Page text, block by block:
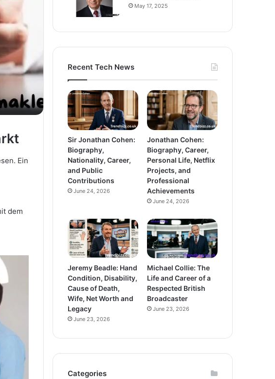
Ein
dem
May 17, 2025
Recent Tech News
Sir Jonathan Cohen:
Biography,
Nationality, Career,
and Public
Contributions
June 24, 2026
Jonathan Cohen:
Biography, Career,
Personal Life, Netflix
Projects, and
Professional
Achievements
June 24, 2026
Jeremy Beadle: Hand
Condition, Disability,
Cause of Death,
Wife, Net Worth and
Legacy
June 23, 2026
Michael Collie: The
Life and Career of a
Respected British
Broadcaster
June 23, 2026
Categories